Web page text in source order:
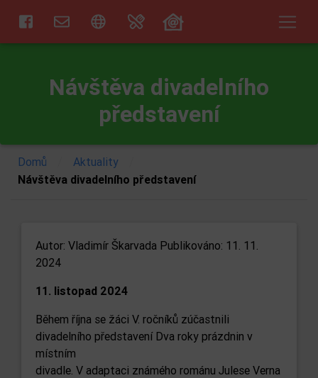
Návštěva divadelního
představení
Domů Aktuality
Návštěva divadelního představení
Autor: Vladimír Škarvada Publikováno: 11. 11.
2024
11. listopad 2024
Během října se žáci V. ročníků zúčastnili
divadelního představení Dva roky prázdnin v
místním
divadle. V adaptaci známého románu Julese Verna